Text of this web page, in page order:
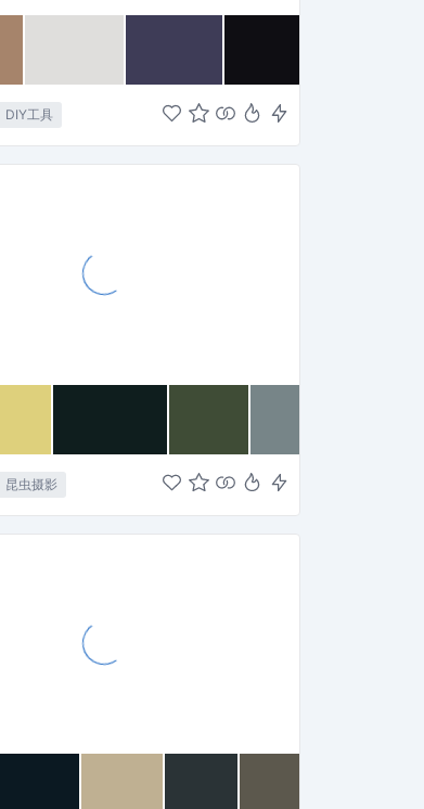
DIY工具
昆虫摄影